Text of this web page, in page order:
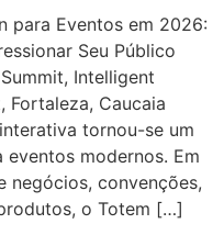
para Eventos em 2026:
Seu Público
Intelligent
Fortaleza, Caucaia
tornou-se um
modernos. Em
negócios, convenções,
o Totem […]